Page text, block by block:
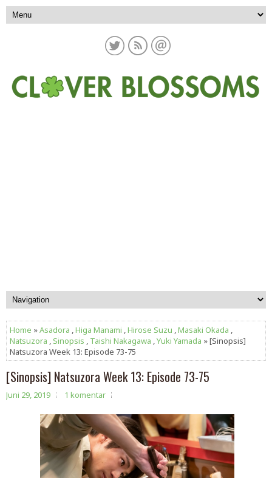
Home »Asadora ,Higa Manami ,Hirose Suzu ,Masaki Okada ,
Natsuzora , Sinopsis , Taishi Nakagawa ,Yuki Yamada » [Sinopsis]
Natsuzora Week 13: Episode 73-75
[Sinopsis] Natsuzora Week 13: Episode 73-75
Juni 29, 2019 1 komentar